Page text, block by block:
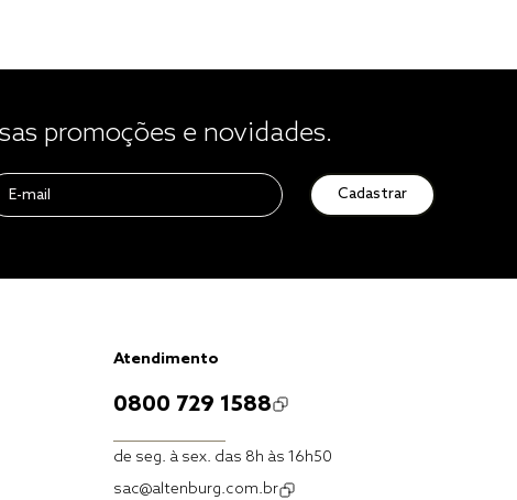
promoções e novidades.
Cadastrar
Atendimento
0800 729 1588
de seg. à sex. das 8h às 16h50
sac@altenburg.com.br